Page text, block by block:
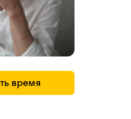
время